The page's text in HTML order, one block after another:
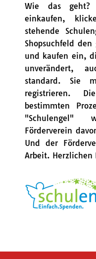
Wie das
einkaufen,
stehende
Shopsuchfeld
und kaufen ein,
unverändert,
standard. Sie
registrieren.
bestimmten
"Schulengel"
Förderverein
Und der
Arbeit. Herzlichen